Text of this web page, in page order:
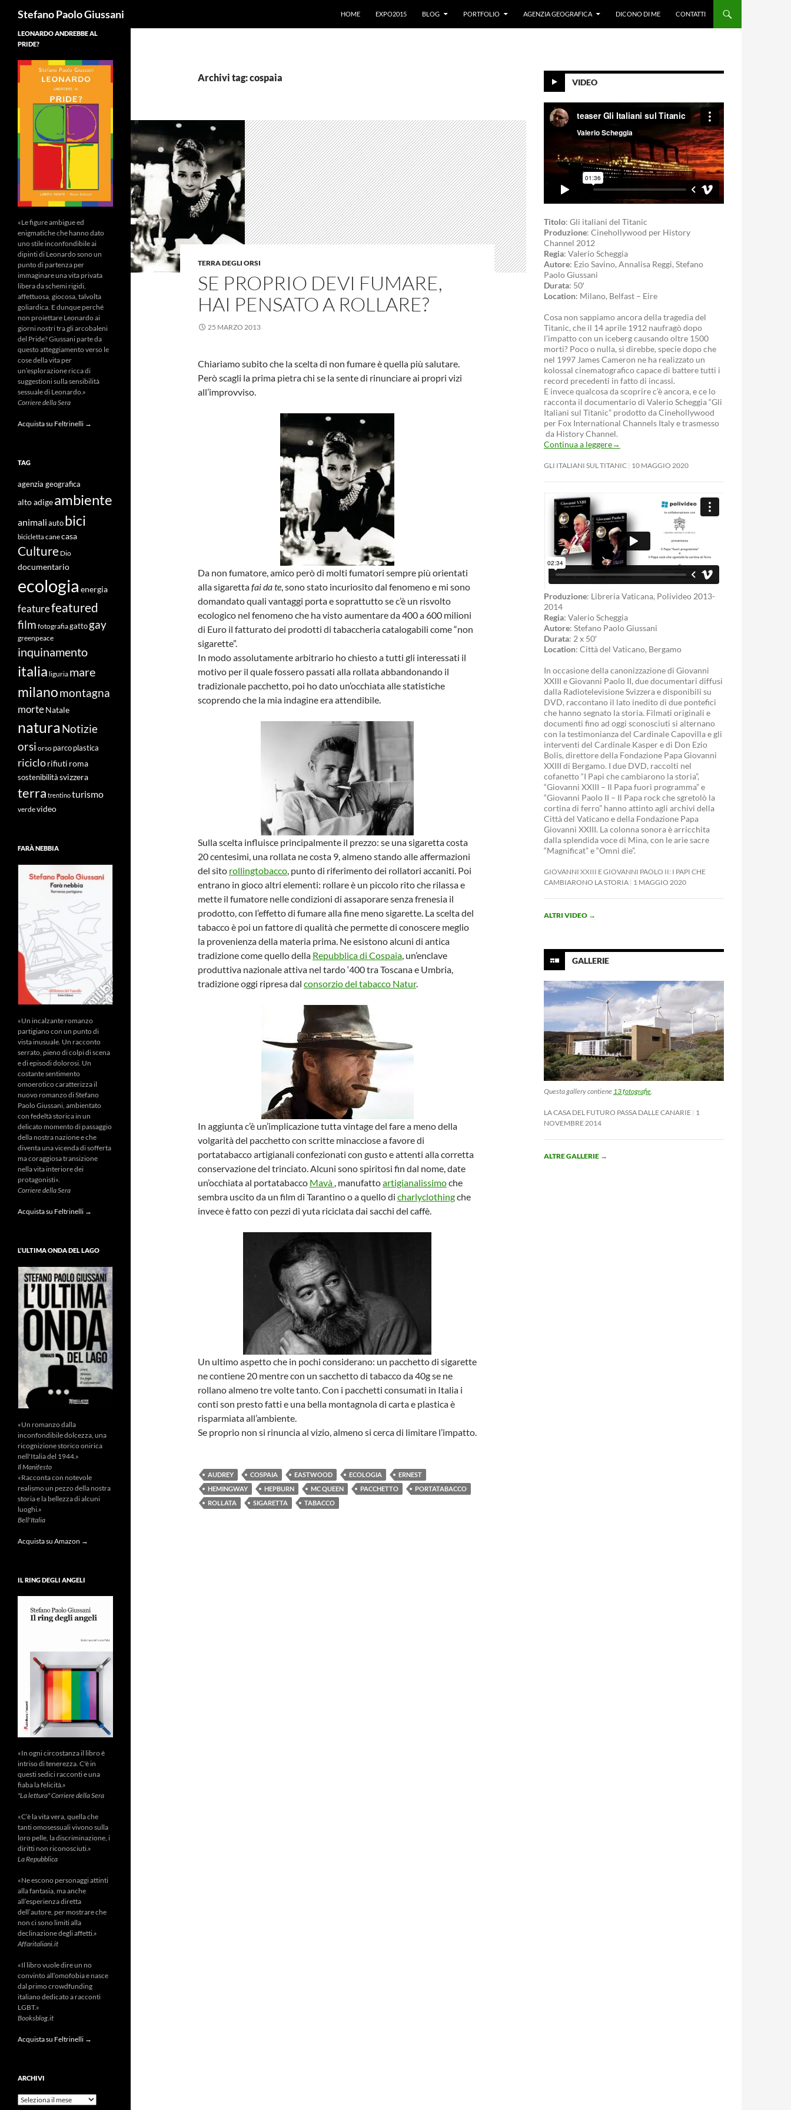
Stefano Paolo Giussani
HOME
EXPO2015 BLOG PORTFOLIO AGENZIA GEOGRAFICA DICONO DI ME CONTATTI
Archivi tag: cospaia
TERRA DEGLI ORSI
SE PROPRIO DEVI FUMARE,
HAI PENSATO A ROLLARE?
25 MARZO 2013
Chiariamo subito che la scelta di non fumare è quella più salutare.
Però scagli la prima pietra chi se la sente di rinunciare ai propri vizi
all’improvviso.
Da non fumatore, amico però di molti fumatori sempre più orientati
alla sigarettafai da te, sono stato incuriosito dal fenomeno e mi sono
domandato quali vantaggi porta e soprattutto se c’è un risvolto
ecologico nel fenomeno che ha visto aumentare da 400 a 600 milioni
di Euro il fatturato dei prodotti di tabaccheria catalogabili come “non
sigarette”.
In modo assolutamente arbitrario ho chiesto a tutti gli interessati il
motivo per il quale fossero passati alla rollata abbandonando il
tradizionale pacchetto, poi ho dato un’occhiata alle statistiche
scoprendo che la mia indagine era attendibile.
Sulla scelta influisce principalmente il prezzo: se una sigaretta costa
20 centesimi, una rollata ne costa 9, almeno stando alle affermazioni
del sito rollingtobacco, punto di riferimento dei rollatori accaniti. Poi
entrano in gioco altri elementi: rollare è un piccolo rito che rilassa e
mette il fumatore nelle condizioni di assaporare senza frenesia il
prodotto, con l’effetto di fumare alla fine meno sigarette. La scelta del
tabacco è poi un fattore di qualità che permette di conoscere meglio
la provenienza della materia prima. Ne esistono alcuni di antica
tradizione come quello della Repubblica di Cospaia, un’enclave
produttiva nazionale attiva nel tardo ‘400 tra Toscana e Umbria,
tradizione oggi ripresa dal consorzio del tabacco Natur.
In aggiunta c’è un’implicazione tutta vintage del fare a meno della
volgarità del pacchetto con scritte minacciose a favore di
portatabacco artigianali confezionati con gusto e attenti alla corretta
conservazione del trinciato. Alcuni sono spiritosi fin dal nome, date
un’occhiata al portatabacco Mavà , manufattoartigianalissimoche
sembra uscito da un film di Tarantino o a quello di charlyclothingche
invece è fatto con pezzi di yuta riciclata dai sacchi del caffè.
Un ultimo aspetto che in pochi considerano: un pacchetto di sigarette
ne contiene 20 mentre con un sacchetto di tabacco da 40g se ne
rollano almeno tre volte tanto. Con i pacchetti consumati in Italia i
conti son presto fatti e una bella montagnola di carta e plastica è
risparmiata all’ambiente.
Se proprio non si rinuncia al vizio, almeno si cerca di limitare l’impatto.
AUDREY COSPAIA EASTWOOD ECOLOGIA
ERNEST
HEMINGWAY
HEPBURN MC QUEEN PACCHETTO
PORTATABACCO
ROLLATA
SIGARETTA TABACCO
VIDEO
Titolo: Gli italiani del Titanic
Produzione: Cinehollywood per History
Channel 2012
Regia: Valerio Scheggia
Autore: Ezio Savino, Annalisa Reggi, Stefano
Paolo Giussani
Durata: 50′
Location: Milano, Belfast – Eire
Cosa non sappiamo ancora della tragedia del
Titanic, che il 14 aprile 1912 naufragò dopo
l’impatto con un iceberg causando oltre 1500
morti? Poco o nulla, si direbbe, specie dopo che
nel 1997 James Cameron ne ha realizzato un
kolossal cinematografico capace di battere tutti i
record precedenti in fatto di incassi.
E invece qualcosa da scoprire c’è ancora, e ce lo
racconta il documentario di Valerio Scheggia “Gli
Italiani sul Titanic” prodotto da Cinehollywood
per Fox International Channels Italy e trasmesso
da History Channel.
Continua a leggere→
GLI ITALIANI SUL TITANIC 10 MAGGIO 2020
Produzione: Libreria Vaticana, Polivideo 2013-
2014
Regia: Valerio Scheggia
Autore: Stefano Paolo Giussani
Durata: 2 x 50′
Location: Città del Vaticano, Bergamo
In occasione della canonizzazione di Giovanni
XXIII e Giovanni Paolo II, due documentari diffusi
dalla Radiotelevisione Svizzera e disponibili su
DVD, raccontano il lato inedito di due pontefici
che hanno segnato la storia. Filmati originali e
documenti fino ad oggi sconosciuti si alternano
con la testimonianza del Cardinale Capovilla e gli
interventi del Cardinale Kasper e di Don Ezio
Bolis, direttore della Fondazione Papa Giovanni
XXIII di Bergamo. I due DVD, raccolti nel
cofanetto “I Papi che cambiarono la storia”,
“Giovanni XXIII – Il Papa fuori programma” e
“Giovanni Paolo II – Il Papa rock che sgretolò la
cortina di ferro” hanno attinto agli archivi della
Città del Vaticano e della Fondazione Papa
Giovanni XXIII. La colonna sonora è arricchita
dalla splendida voce di Mina, con le arie sacre
“Magnificat” e “Omni die”.
GIOVANNI XXIII E GIOVANNI PAOLO II: I PAPI CHE
CAMBIARONO LA STORIA 1 MAGGIO 2020
ALTRI VIDEO →
GALLERIE
Questa gallery contiene 13 fotografie.
LA CASA DEL FUTURO PASSA DALLE CANARIE 1
NOVEMBRE 2014
ALTRE GALLERIE →
LEONARDO ANDREBBE AL
PRIDE?
«Le figure ambigue ed
enigmatiche che hanno dato
uno stile inconfondibile ai
dipinti di Leonardo sono un
punto di partenza per
immaginare una vita privata
libera da schemi rigidi,
affettuosa, giocosa, talvolta
goliardica. E dunque perché
non proiettare Leonardo ai
giorni nostri tra gli arcobaleni
del Pride? Giussani parte da
questo atteggiamento verso le
cose della vita per
un’esplorazione ricca di
suggestioni sulla sensibilità
sessuale di Leonardo.»
Corriere della Sera
Acquista su Feltrinelli →
TAG
agenzia geografica
alto adigeambiente
animali auto bici
bicicletta canecasa
Culture Dio
documentario
ecologia energia
featurefeatured
film fotografiagatto gay
greenpeace
inquinamento
italia liguria mare
milanomontagna
morteNatale
naturaNotizie
orsi orso parco plastica
riciclorifiuti roma
sostenibilità svizzera
terra trentinoturismo
verdevideo
FARÀ NEBBIA
«Un incalzante romanzo
partigiano con un punto di
vista inusuale. Un racconto
serrato, pieno di colpi di scena
e di episodi dolorosi. Un
costante sentimento
omoerotico caratterizza il
nuovo romanzo di Stefano
Paolo Giussani, ambientato
con fedeltà storica in un
delicato momento di passaggio
della nostra nazione e che
diventa una vicenda di sofferta
ma coraggiosa transizione
nella vita interiore dei
protagonisti».
Corriere della Sera
Acquista su Feltrinelli →
L’ULTIMA ONDA DEL LAGO
«Un romanzo dalla
inconfondibile dolcezza, una
ricognizione storico onirica
nell'Italia del 1944.»
Il Manifesto
«Racconta con notevole
realismo un pezzo della nostra
storia e la bellezza di alcuni
luoghi.»
Bell'Italia
Acquista su Amazon →
IL RING DEGLI ANGELI
«In ogni circostanza il libro è
intriso di tenerezza. C'è in
questi sedici racconti e una
fiaba la felicità.»
"La lettura" Corriere della Sera
«C’è la vita vera, quella che
tanti omosessuali vivono sulla
loro pelle, la discriminazione, i
diritti non riconosciuti.»
La Repubblica
«Ne escono personaggi attinti
alla fantasia, ma anche
all’esperienza diretta
dell’autore, per mostrare che
non ci sono limiti alla
declinazione degli affetti.»
Affaritaliani.it
«Il libro vuole dire un no
convinto all’omofobia e nasce
dal primo crowdfunding
italiano dedicato a racconti
LGBT.»
Booksblog.it
Acquista su Feltrinelli →
ARCHIVI
Archivi